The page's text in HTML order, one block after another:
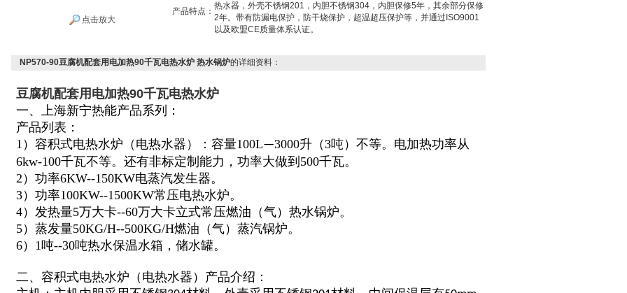
点击放大
产品特点：
热水器，外壳不锈钢201，内胆不锈钢304，内胆保修5年，其余部分保修
2年。带有防漏电保护，防干烧保护，超温超压保护等，并通过ISO9001
以及欧盟CE质量体系认证。
NP570-90豆腐机配套用电加热90千瓦电热水炉 热水锅炉的详细资料：
豆腐机配套用电加热90千瓦电热水炉
一、上海新宁热能产品系列：
产品列表：
1）容积式电热水炉（电热水器）：容量100L—3000升（3吨）不等。电加热功率从
6kw-100千瓦不等。还有非标定制能力，功率大做到500千瓦。
2）功率6KW--150KW电蒸汽发生器。
3）功率100KW--1500KW常压电热水炉。
4）发热量5万大卡--60万大卡立式常压燃油（气）热水锅炉。
5）蒸发量50KG/H--500KG/H燃油（气）蒸汽锅炉。
6）1吨--30吨热水保温水箱，储水罐。
二、容积式电热水炉（电热水器）产品介绍：